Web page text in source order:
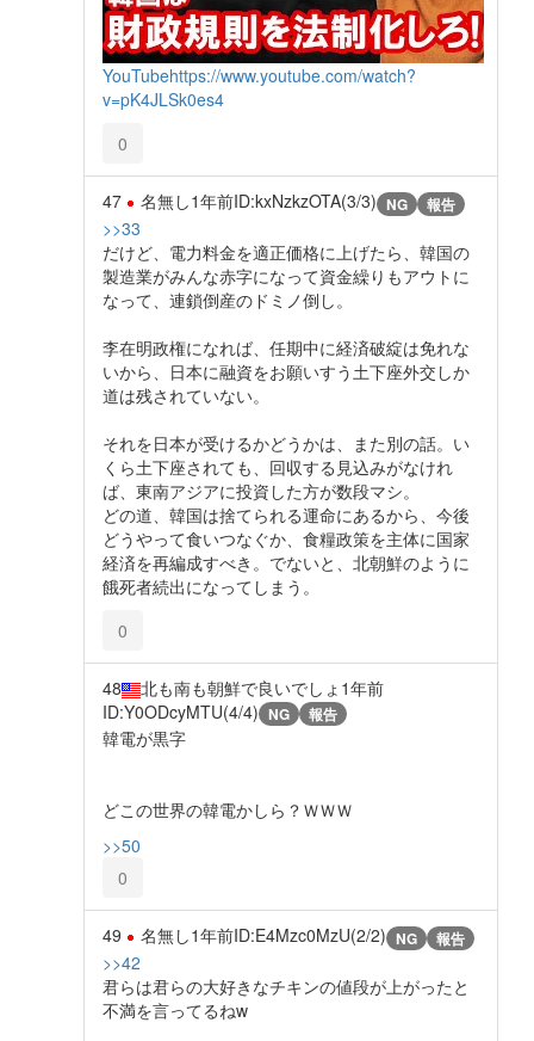
YouTubehttps://www.youtube.com/watch?
v=pK4JLSk0es4
0
47 名無し1年前ID:kxNzkzOTA(3/3) NG 報告
>>33
だけど、電力料金を適正価格に上げたら、韓国の
製造業がみんな赤字になって資金繰りもアウトに
なって、連鎖倒産のドミノ倒し。
李在明政権になれば、任期中に経済破綻は免れな
いから、日本に融資をお願いすう土下座外交しか
道は残されていない。
それを日本が受けるかどうかは、また別の話。い
くら土下座されても、回収する見込みがなけれ
ば、東南アジアに投資した方が数段マシ。
どの道、韓国は捨てられる運命にあるから、今後
どうやって食いつなぐか、食糧政策を主体に国家
経済を再編成すべき。でないと、北朝鮮のように
餓死者続出になってしまう。
0
48 北も南も朝鮮で良いでしょ 1年前
ID:Y0ODcyMTU(4/4) NG 報告
韓電が黒字
どこの世界の韓電かしら？ＷＷＷ
>>50
0
49 名無し1年前ID:E4Mzc0MzU(2/2) NG 報告
>>42
君らは君らの大好きなチキンの値段が上がったと
不満を言ってるねw